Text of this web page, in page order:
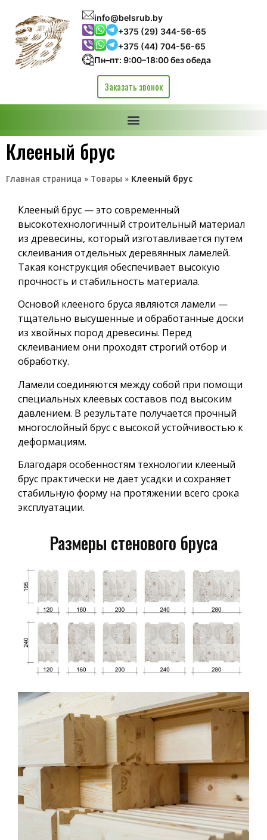
info@belsrub.by
+375 (29) 344-56-65
+375 (44) 704-56-65
Пн–пт: 9:00–18:00 без обеда
Заказать звонок
Клееный брус
Главная страница » Товары » Клееный брус
Клееный брус — это современный
высокотехнологичный строительный материал
из древесины, который изготавливается путем
склеивания отдельных деревянных ламелей.
Такая конструкция обеспечивает высокую
прочность и стабильность материала.
Основой клееного бруса являются ламели —
тщательно высушенные и обработанные доски
из хвойных пород древесины. Перед
склеиванием они проходят строгий отбор и
обработку.
Ламели соединяются между собой при помощи
специальных клеевых составов под высоким
давлением. В результате получается прочный
многослойный брус с высокой устойчивостью к
деформациям.
Благодаря особенностям технологии клееный
брус практически не дает усадки и сохраняет
стабильную форму на протяжении всего срока
эксплуатации.
Размеры стенового бруса